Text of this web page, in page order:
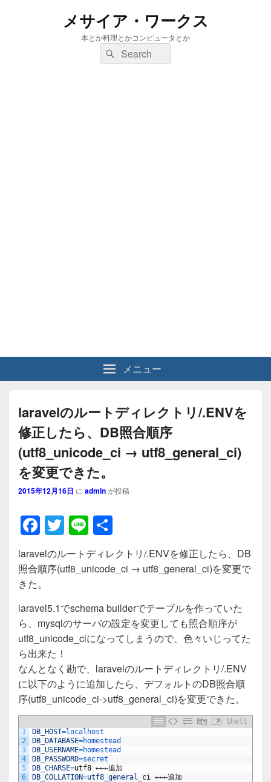
メサイア・ワークス
本とか料理とかコンピュータとか
検
索:
検
索
メニュー
laravelのルートディレクトリ/.ENVを
修正したら、DB照合順序
(utf8_unicode_ci → utf8_general_ci)
を変更できた。
2015年12月16日 に adminが投稿
F
a
c
e
b
o
o
k
T
wi
tt
er
Li
n
e
有
laravelのルートディレクトリ/.ENVを修正したら、DB
照合順序(utf8_unicode_ci → utf8_general_ci)を変更で
きた。
laravel5.1でschema builderでテーブルを作っていた
ら、mysqlのサーバの設定を変更しても照合順序が
utf8_unicode_ciになってしまうので、色々いじってた
ら出来た！
なんとなく勘で、laravelのルートディレクトリ/.ENV
に以下のように追加したら、デフォルトのDB照合順
序(utf8_unicode_ci->utf8_general_ci)を変更できた。
Shell
1
2
3
4
5
6
DB_HOST=localhost
DB_DATABASE=homestead
DB_USERNAME=homestead
DB_PASSWORD=secret
DB_CHARSE=utf8 ←←←追加
DB_COLLATION=utf8_general ci ←←←追加